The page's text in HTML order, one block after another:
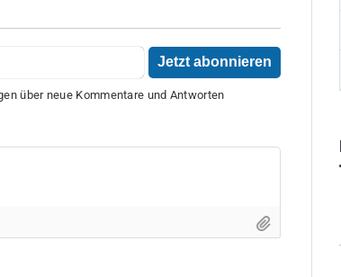
über neue Kommentare und Antworten